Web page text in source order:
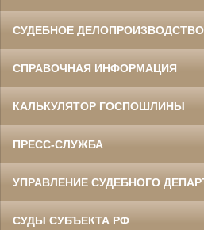
СУДЕБНОЕ ДЕЛОПРОИЗВОДСТВО
СПРАВОЧНАЯ ИНФОРМАЦИЯ
КАЛЬКУЛЯТОР ГОСПОШЛИНЫ
ПРЕСС-СЛУЖБА
УПРАВЛЕНИЕ СУДЕБНОГО
СУДЫ СУБЪЕКТА РФ